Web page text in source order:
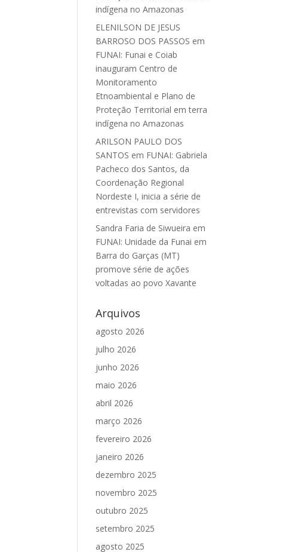
indígena no Amazonas
ELENILSON DE JESUS
BARROSO DOS PASSOS em
FUNAI: Funai e Coiab
inauguram Centro de
Monitoramento
Etnoambiental e Plano de
Proteção Territorial em terra
indígena no Amazonas
ARILSON PAULO DOS
SANTOS em FUNAI: Gabriela
Pacheco dos Santos, da
Coordenação Regional
Nordeste I, inicia a série de
entrevistas com servidores
Sandra Faria de Siwueira em
FUNAI: Unidade da Funai em
Barra do Garças (MT)
promove série de ações
voltadas ao povo Xavante
Arquivos
agosto 2026
julho 2026
junho 2026
maio 2026
abril 2026
março 2026
fevereiro 2026
janeiro 2026
dezembro 2025
novembro 2025
outubro 2025
setembro 2025
agosto 2025